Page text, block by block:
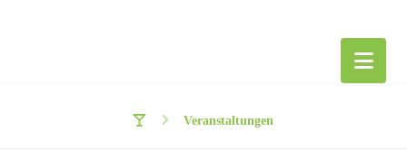
Veranstaltungen